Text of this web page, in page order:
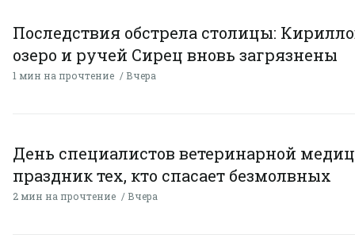
Последствия обстрела столицы:
озеро и ручей Сирец вновь загрязнены
1 мин на прочтение Вчера
День специалистов ветеринарной
праздник тех, кто спасает безмолвных
2 мин на прочтение Вчера